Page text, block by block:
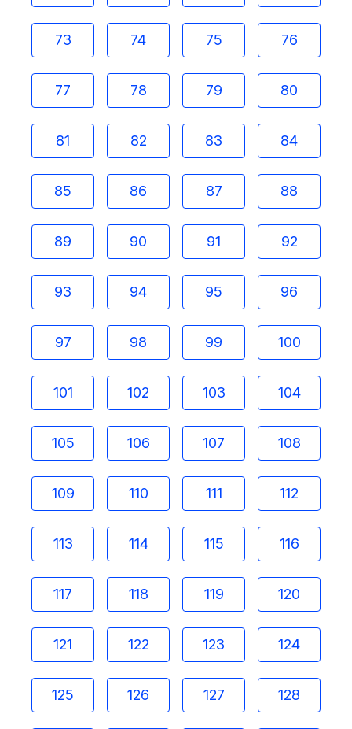
73 74 75 76
77 78 79 80
81 82 83 84
85 86 87 88
89 90 91 92
93 94 95 96
97 98 99 100
101 102 103 104
105 106 107 108
109 110 111 112
113 114 115 116
117 118 119 120
121 122 123 124
125 126 127 128